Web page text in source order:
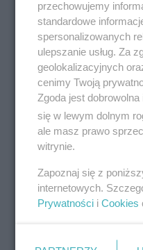
REKLAMA
przechowujemy
standardowe
spersonalizowanych
ulepszanie usług. Za
geolokalizacyjnych
cenimy Twoją
Zgoda jest
się w lewym dolnym
ale masz prawo
witrynie.
Zapoznaj się z
internetowych.
Prywatności i Cookies